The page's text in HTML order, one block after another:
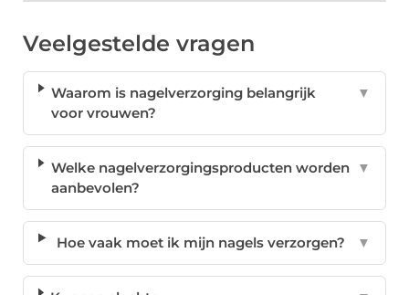
Veelgestelde vragen
Waarom is nagelverzorging belangrijk
voor vrouwen?
▼
Welke nagelverzorgingsproducten worden
aanbevolen?
▼
Hoe vaak moet ik mijn nagels verzorgen? ▼